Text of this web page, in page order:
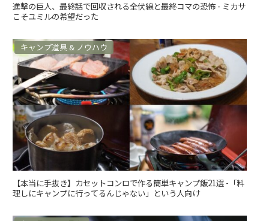
進撃の巨人、最終話で回収される全伏線と最終コマの恐怖 - ミカサ
こそユミルの希望だった
キャンプ道具 & ノウハウ
【本当に手抜き】カセットコンロで作る簡単キャンプ飯21選 -「料
理しにキャンプに行ってるんじゃない」という人向け